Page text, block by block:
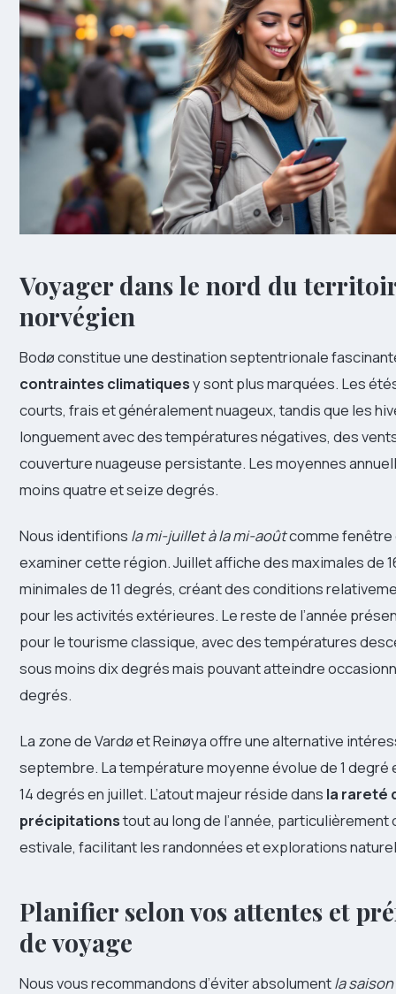
Voyager dans le nord du
norvégien
Bodø constitue une destination septentrionale
contraintes climatiquesy sont plus marquées. Les
courts, frais et généralement nuageux, tandis que les
longuement avec des températures négatives, des
couverture nuageuse persistante. Les moyennes
moins quatre et seize degrés.
Nous identifions la mi-juillet à la mi-aoûtcomme fenêtre
examiner cette région. Juillet affiche des maximales de
minimales de 11 degrés, créant des conditions
pour les activités extérieures. Le reste de l’année
pour le tourisme classique, avec des températures
sous moins dix degrés mais pouvant atteindre
degrés.
La zone de Vardø et Reinøya offre une alternative
septembre. La température moyenne évolue de 1 degré
14 degrés en juillet. L’atout majeur réside dans la rareté
précipitationstout au long de l’année, particulièrement
estivale, facilitant les randonnées et explorations
Planifier selon vos attentes et
de voyage
Nous vous recommandons d’éviter absolumentla